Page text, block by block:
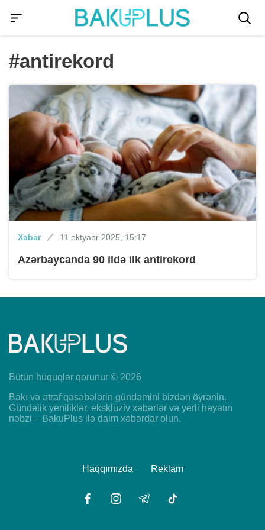
#antirekord
Xəbər 11 oktyabr 2025, 15:17
Azərbaycanda 90 ildə ilk antirekord
Bütün hüquqlar qorunur © 2026
Bakı və ətraf qəsəbələrin gündəmini bizdən öyrənin.
Gündəlik yeniliklər, eksklüziv xəbərlər və yerli həyatın
nəbzi – BakuPlus ilə daim xəbərdar olun.
Haqqımızda Reklam